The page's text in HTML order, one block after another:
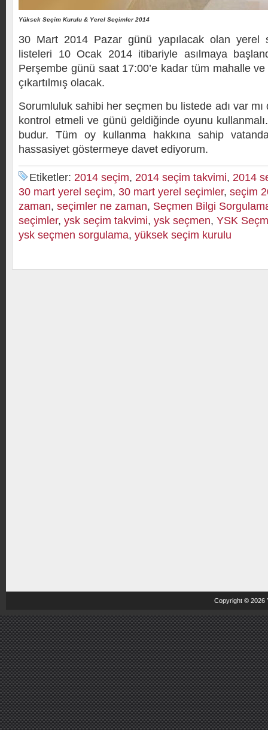
Yüksek Seçim Kurulu & Yerel Seçimler 2014
30 Mart 2014 Pazar günü yapılacak olan yerel
listeleri 10 Ocak 2014 itibariyle asılmaya
Perşembe günü saat 17:00’e kadar tüm mahalle ve
çıkartılmış olacak.
Sorumluluk sahibi her seçmen bu listede adı var
kontrol etmeli ve günü geldiğinde oyunu
budur. Tüm oy kullanma hakkına sahip
hassasiyet göstermeye davet ediyorum.
Etiketler: 2014 seçim, 2014 seçim takvimi, 2014
30 mart yerel seçim, 30 mart yerel seçimler, seçim
zaman, seçimler ne zaman, Seçmen Bilgi
seçimler, ysk seçim takvimi, ysk seçmen, YSK
ysk seçmen sorgulama, yüksek seçim kurulu
Copyright © 2026